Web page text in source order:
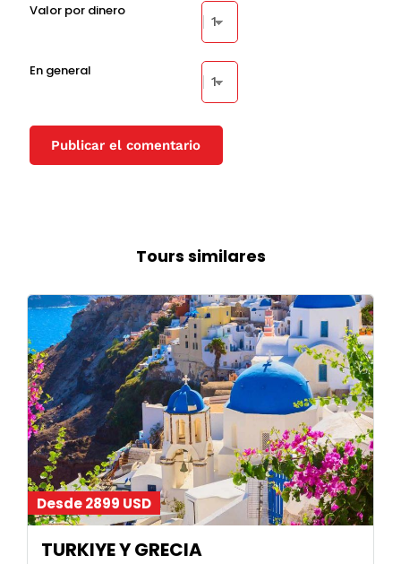
Valor por dinero
En general
Tours similares
Desde 2899 USD
TURKIYE Y GRECIA